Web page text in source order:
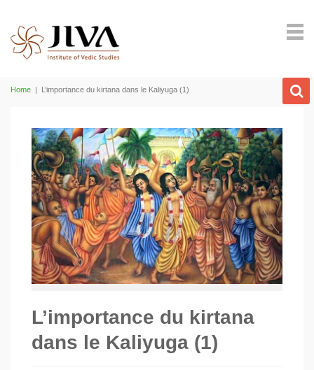
Home | L’importance du kirtana dans le Kaliyuga (1)
L’importance du kirtana
dans le Kaliyuga (1)